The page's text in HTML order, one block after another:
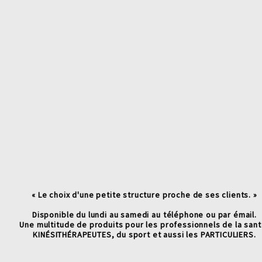
« Le choix d'une petite structure proche de ses clients. »
Disponible du lundi au samedi au téléphone ou par émail.
Une multitude de produits pour les professionnels de la
KINÉSITHÉRAPEUTES, du sport et aussi les PARTICULIERS.